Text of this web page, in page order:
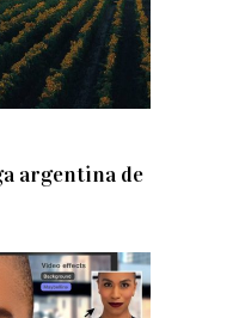
argentina de